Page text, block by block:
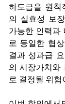
하도급을 원칙
의 실효성 보
가능한 인력과
로 동일한 협
결과 성과급
의 시장가치와
로 결정될 위험